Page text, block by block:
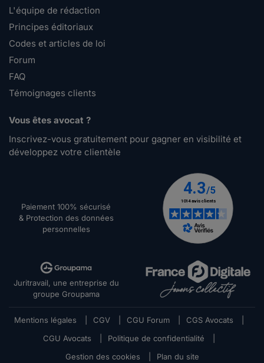
L'équipe de rédaction
Principes éditoriaux
Codes et articles de loi
Forum
FAQ
Témoignages clients
Vous êtes avocat ?
Inscrivez-vous gratuitement pour gagner en visibilité et
développez votre clientèle
Paiement 100% sécurisé
& Protection des données
personnelles
Juritravail, une entreprise du
groupe Groupama
Mentions légales CGV CGU Forum CGS Avocats
CGU Avocats
Politique de confidentialité
Gestion des cookies
Plan du site